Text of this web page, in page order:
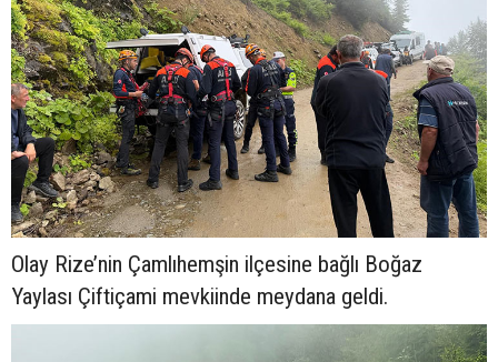
Olay Rize’nin Çamlıhemşin ilçesine bağlı Boğaz
Yaylası Çiftiçami mevkiinde meydana geldi.